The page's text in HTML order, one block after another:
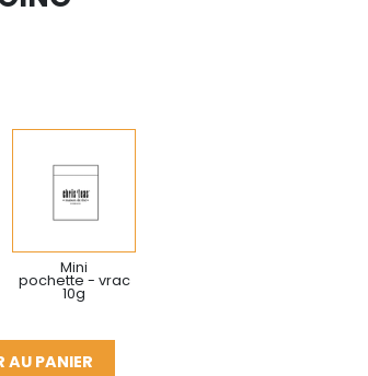
Mini
pochette - vrac
10g
AU PANIER